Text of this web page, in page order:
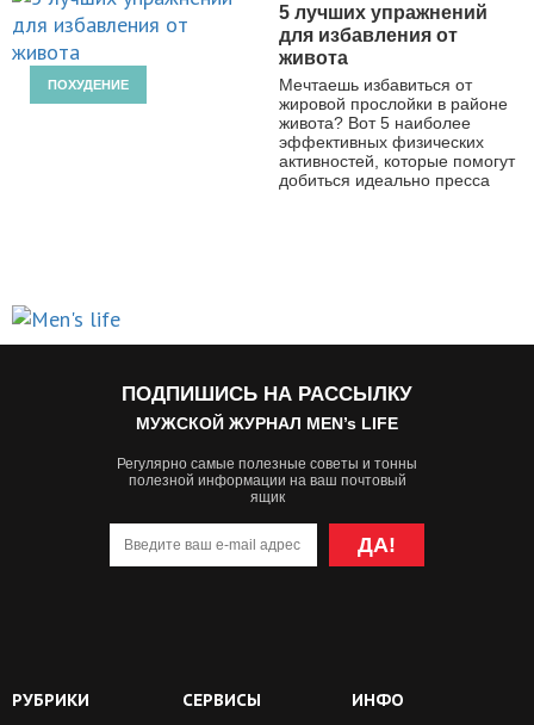
ПОХУДЕНИЕ
5 лучших упражнений
для избавления от
живота
Мечтаешь избавиться от
жировой прослойки в районе
живота? Вот 5 наиболее
эффективных физических
активностей, которые помогут
добиться идеально пресса
ПОДПИШИСЬ НА РАССЫЛКУ
МУЖСКОЙ ЖУРНАЛ MEN’s LIFE
Регулярно самые полезные советы и тонны
полезной информации на ваш почтовый
ящик
ДА!
РУБРИКИ СЕРВИСЫ ИНФО